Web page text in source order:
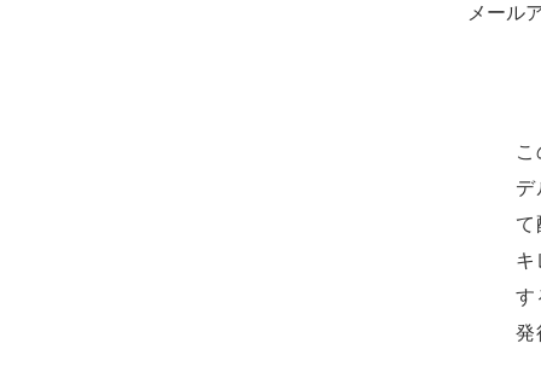
メール
デ
て
キ
す
発